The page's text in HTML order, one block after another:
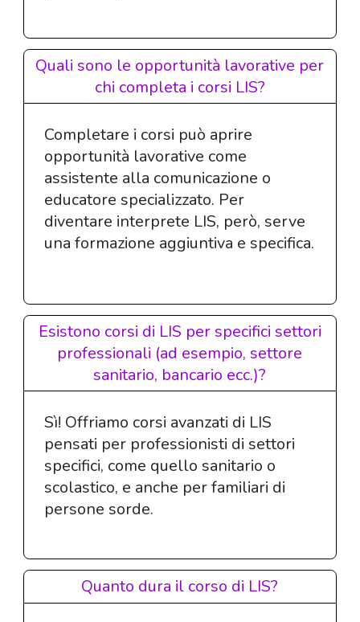
Quali sono le opportunità lavorative per
chi completa i corsi LIS?
Completare i corsi può aprire
opportunità lavorative come
assistente alla comunicazione o
educatore specializzato. Per
diventare interprete LIS, però, serve
una formazione aggiuntiva e specifica.
Esistono corsi di LIS per specifici settori
professionali (ad esempio, settore
sanitario, bancario ecc.)?
Sì! Offriamo corsi avanzati di LIS
pensati per professionisti di settori
specifici, come quello sanitario o
scolastico, e anche per familiari di
persone sorde.
Quanto dura il corso di LIS?